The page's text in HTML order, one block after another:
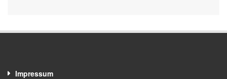
Impressum